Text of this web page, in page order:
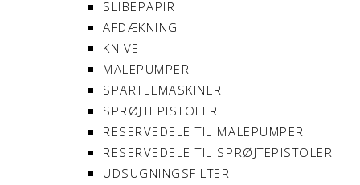
SLIBEPAPIR
AFDÆKNING
KNIVE
MALEPUMPER
SPARTELMASKINER
SPRØJTEPISTOLER
RESERVEDELE TIL MALEPUMPER
RESERVEDELE TIL SPRØJTEPISTOLER
UDSUGNINGSFILTER